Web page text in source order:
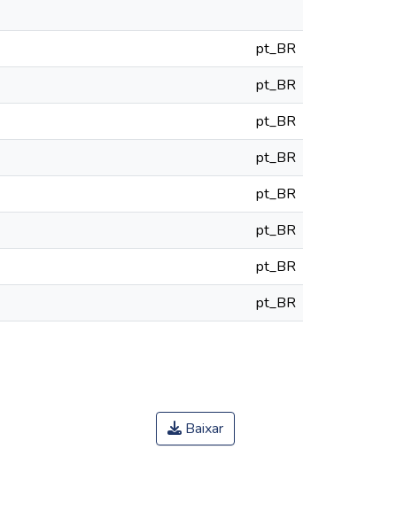
pt_BR
pt_BR
pt_BR
pt_BR
pt_BR
pt_BR
pt_BR
pt_BR
Baixar